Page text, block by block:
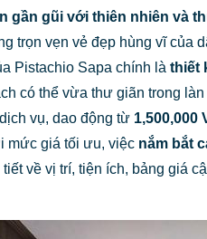
gũi với thiên nhiên và
trọn vẹn vẻ đẹp hùng vĩ của
Pistachio Sapa chính là thiết
có thể vừa thư giãn trong
vụ, dao động từ 1,500,000
mức giá tối ưu, việc nắm bắt
về vị trí, tiện ích, bảng giá